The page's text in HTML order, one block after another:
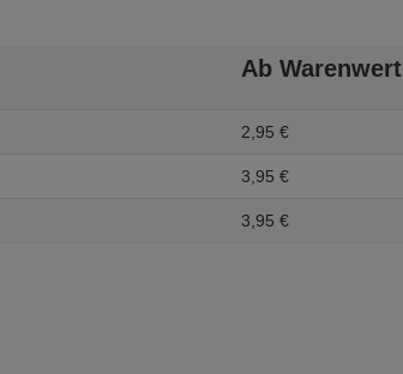
Ab Warenwert
2, 95 €
3, 95 €
3, 95 €